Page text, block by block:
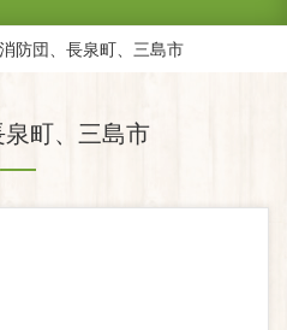
消防団、長泉町、三島市
町、三島市